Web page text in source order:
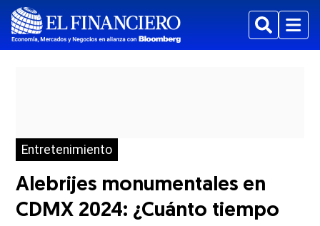
BuscarMenu
Entretenimiento
Alebrijes monumentales en
CDMX 2024: ¿Cuánto tiempo